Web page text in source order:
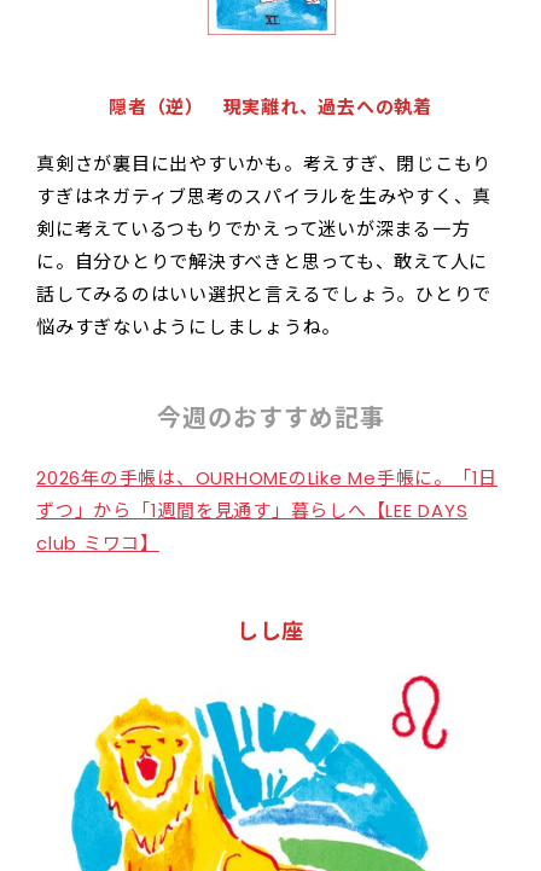
隠者（逆） 現実離れ、過去への執着
真剣さが裏目に出やすいかも。考えすぎ、閉じこもり
すぎはネガティブ思考のスパイラルを生みやすく、真
剣に考えているつもりでかえって迷いが深まる一方
に。自分ひとりで解決すべきと思っても、敢えて人に
話してみるのはいい選択と言えるでしょう。ひとりで
悩みすぎないようにしましょうね。
今週のおすすめ記事
2026年の手帳は、OURHOMEのLike Me手帳に。「1日
ずつ」から「1週間を見通す」暮らしへ【LEE DAYS
club ミワコ】
しし座